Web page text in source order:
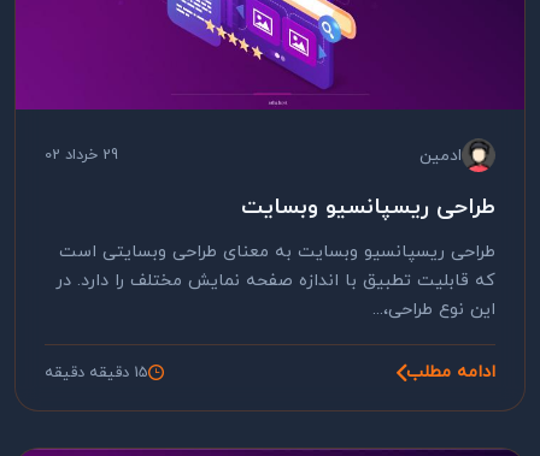
ادمین 29 خرداد 02
طراحی ریسپانسیو وبسایت
طراحی ریسپانسیو وبسایت به معنای طراحی وبسایتی است
که قابلیت تطبیق با اندازه صفحه نمایش مختلف را دارد. در
این نوع طراحی،...
ادامه مطلب 15 دقیقه دقیقه